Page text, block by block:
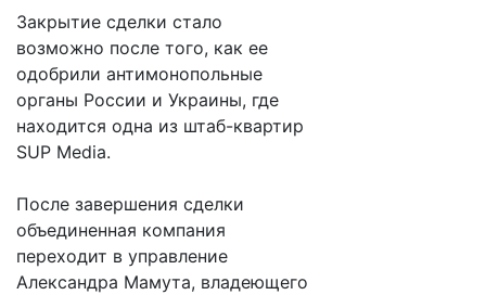
Закрытие сделки стало
возможно после того, как ее
одобрили антимонопольные
органы России и Украины, где
находится одна из штаб-квартир
SUP Media.
После завершения сделки
объединенная компания
переходит в управление
Александра Мамута, владеющего